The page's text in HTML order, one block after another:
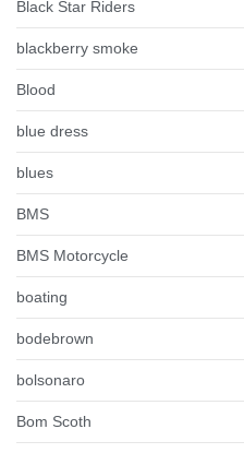
Black Star Riders
blackberry smoke
Blood
blue dress
blues
BMS
BMS Motorcycle
boating
bodebrown
bolsonaro
Bom Scoth